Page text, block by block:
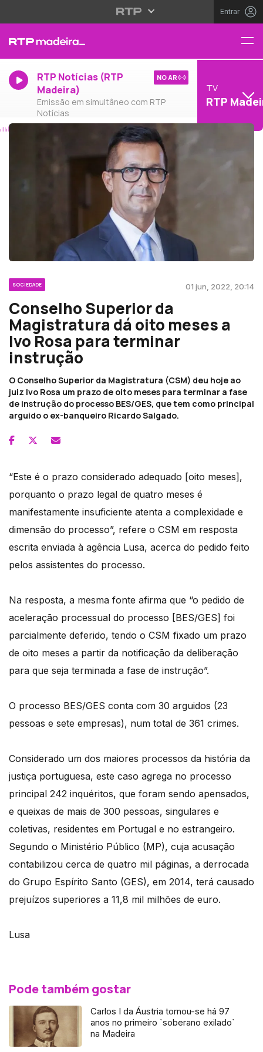
Entrar
RTP Notícias (RTP
Madeira)
Emissão em simultâneo com RTP
Notícias
NO AR
TV
RTP
SOCIEDADE 01 jun, 2022, 20:14
Conselho Superior da
Magistratura dá oito meses a
Ivo Rosa para terminar
instrução
O Conselho Superior da Magistratura (CSM) deu hoje ao
juiz Ivo Rosa um prazo de oito meses para terminar a fase
de instrução do processo BES/GES, que tem como principal
arguido o ex-banqueiro Ricardo Salgado.
“Este é o prazo considerado adequado [oito meses],
porquanto o prazo legal de quatro meses é
manifestamente insuficiente atenta a complexidade e
dimensão do processo”, refere o CSM em resposta
escrita enviada à agência Lusa, acerca do pedido feito
pelos assistentes do processo.
Na resposta, a mesma fonte afirma que “o pedido de
aceleração processual do processo [BES/GES] foi
parcialmente deferido, tendo o CSM fixado um prazo
de oito meses a partir da notificação da deliberação
para que seja terminada a fase de instrução”.
O processo BES/GES conta com 30 arguidos (23
pessoas e sete empresas), num total de 361 crimes.
Considerado um dos maiores processos da história da
justiça portuguesa, este caso agrega no processo
principal 242 inquéritos, que foram sendo apensados,
e queixas de mais de 300 pessoas, singulares e
coletivas, residentes em Portugal e no estrangeiro.
Segundo o Ministério Público (MP), cuja acusação
contabilizou cerca de quatro mil páginas, a derrocada
do Grupo Espírito Santo (GES), em 2014, terá causado
prejuízos superiores a 11,8 mil milhões de euro.
Lusa
Pode também gostar
Carlos I da Áustria tornou-se há 97
anos no primeiro `soberano exilado`
na Madeira